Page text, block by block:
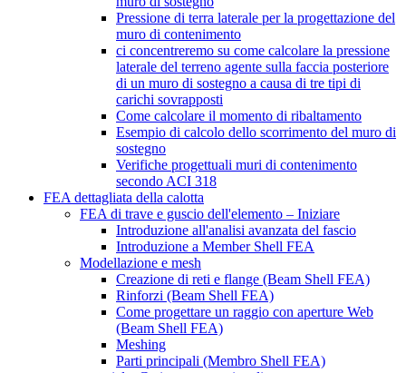
Pressione di terra laterale per la progettazione del
muro di contenimento
ci concentreremo su come calcolare la pressione
laterale del terreno agente sulla faccia posteriore
di un muro di sostegno a causa di tre tipi di
carichi sovrapposti
Come calcolare il momento di ribaltamento
Esempio di calcolo dello scorrimento del muro di
sostegno
Verifiche progettuali muri di contenimento
secondo ACI 318
FEA dettagliata della calotta
FEA di trave e guscio dell'elemento – Iniziare
Introduzione all'analisi avanzata del fascio
Introduzione a Member Shell FEA
Modellazione e mesh
Creazione di reti e flange (Beam Shell FEA)
Rinforzi (Beam Shell FEA)
Come progettare un raggio con aperture Web
(Beam Shell FEA)
Meshing
Parti principali (Membro Shell FEA)